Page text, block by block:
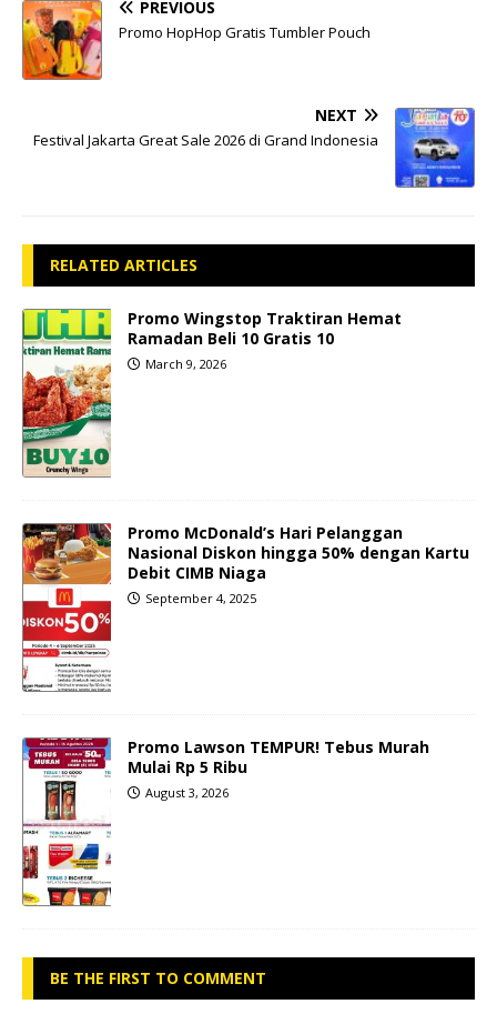
PREVIOUS
Promo HopHop Gratis Tumbler Pouch
NEXT
Festival Jakarta Great Sale 2026 di Grand Indonesia
RELATED ARTICLES
Promo Wingstop Traktiran Hemat
Ramadan Beli 10 Gratis 10
March 9, 2026
Promo McDonald’s Hari Pelanggan
Nasional Diskon hingga 50% dengan Kartu
Debit CIMB Niaga
September 4, 2025
Promo Lawson TEMPUR! Tebus Murah
Mulai Rp 5 Ribu
August 3, 2026
BE THE FIRST TO COMMENT